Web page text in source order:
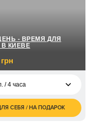
- ВРЕМЯ ДЛЯ
КИЕВЕ
/ 4 часа
3 400
грн
СЕБЯ / НА ПОДАРОК